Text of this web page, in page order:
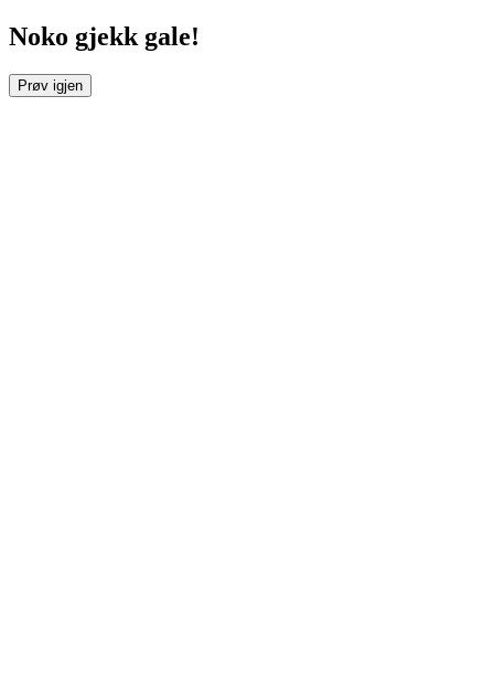
Noko gjekk gale!
Prøv igjen